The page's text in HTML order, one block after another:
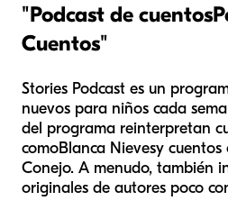
"Podcast de cuentos
Cuentos"
Stories Podcast es un
nuevos para niños cada
del programa reinterpretan
comoBlanca Nievesy cuentos
Conejo. A menudo, también
originales de autores poco